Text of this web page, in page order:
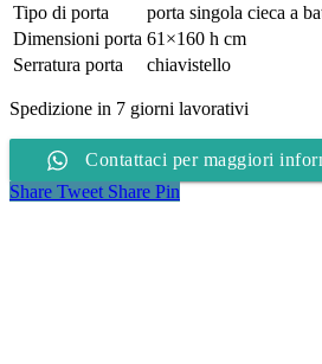
Tipo di porta
porta singola cieca a
Dimensioni porta 61×160 h cm
Serratura porta
chiavistello
Spedizione in 7 giorni lavorativi
Contattaci per maggiori
Share Tweet Share Pin